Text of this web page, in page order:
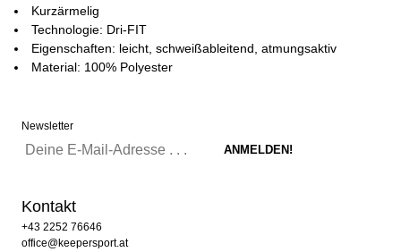
Kurzärmelig
Technologie: Dri-FIT
Eigenschaften: leicht, schweißableitend, atmungsaktiv
Material: 100% Polyester
Newsletter
Kontakt
+43 2252 76646
office@keepersport.at